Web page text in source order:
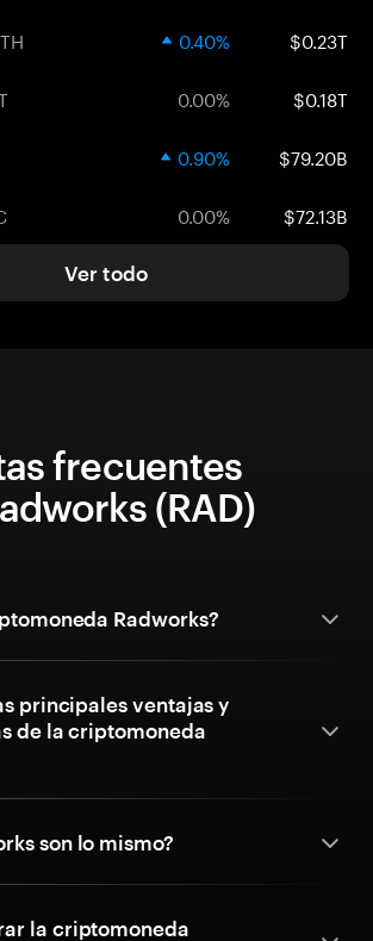
0.40% $0.23T
0.00% $0.18T
0.90% $79.20B
0.00% $72.13B
Ver todo
frecuentes
(RAD)
Radworks?
principales ventajas y
de la criptomoneda
son lo mismo?
la criptomoneda